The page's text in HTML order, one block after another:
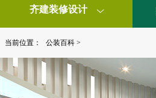
齐建装修设计 
当前位置： 公装百科 >